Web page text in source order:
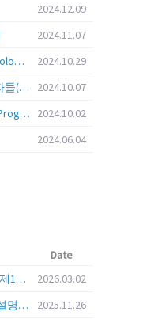
2024.12.09
2024.11.07
Call for Applications: 2024 Korea Technology Advisory Group (K-TAG)
2024.10.29
[KIRD] 해외 학위/포닥 후 귀국한 연구자들(학교, 출연(연), 기업)의 경력개발 경험 공유 줌 세미나 안내
2024.10.07
Brain Pool (BP) & Brain Pool Plus (BP+) Programs
2024.10.02
2024.06.04
Date
[한국과학기술연구원(KIST)] 2026년도 제1차 연구부문 공개채용 안내
2026.03.02
[KOTRA] 12월 14일(일) 채용상담회 및 설명회를 안내
2025.11.26